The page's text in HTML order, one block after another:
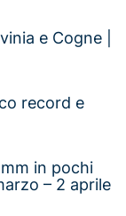
e Cogne |
record e
in pochi
– 2 aprile